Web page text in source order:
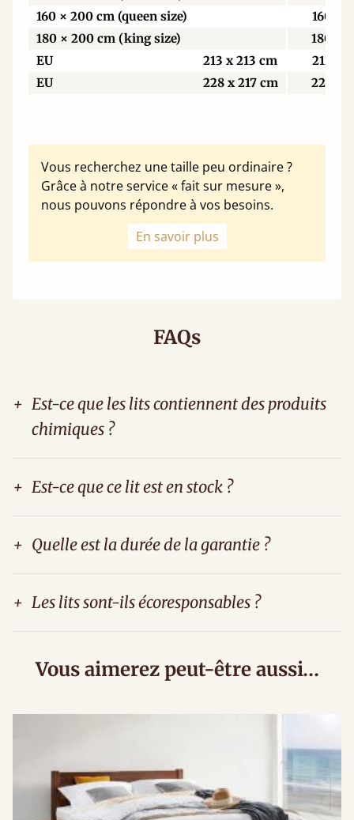
160 × 200 cm (queen size)
160
180 × 200 cm (king size)
180
EU
213 x 213 cm 213
EU
228 x 217 cm 229
Vous recherchez une taille peu ordinaire ?
Grâce à notre service « fait sur mesure »,
nous pouvons répondre à vos besoins.
En savoir plus
FAQs
+ Est-ce que les lits contiennent des produits
chimiques ?
+ Est-ce que ce lit est en stock ?
+ Quelle est la durée de la garantie ?
+ Les lits sont-ils écoresponsables ?
Vous aimerez peut-être aussi…